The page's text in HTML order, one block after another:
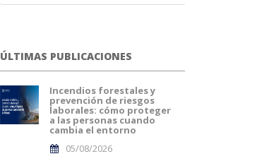
ÚLTIMAS PUBLICACIONES
Incendios forestales y
prevención de riesgos
laborales: cómo proteger
a las personas cuando
cambia el entorno
05/08/2026